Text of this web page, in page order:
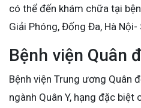
có thể đến khám chữa tại
Giải Phóng, Đống Đa, Hà
Bệnh viện Quân
Bệnh viện Trung ương Quân
ngành Quân Y, hạng đặc biệt